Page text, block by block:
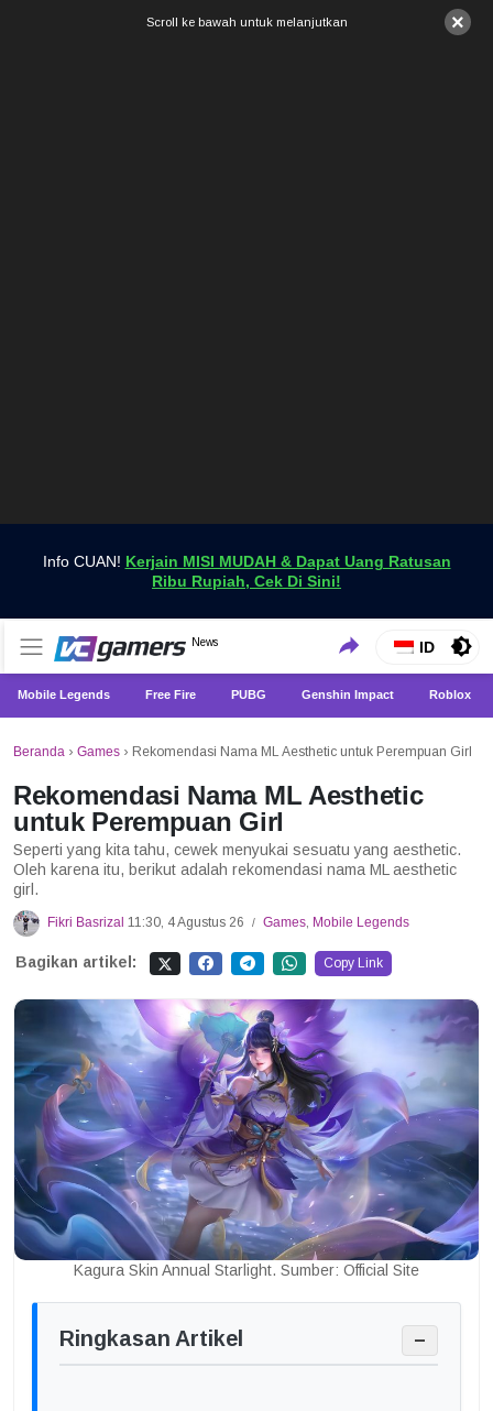
×
Scroll ke bawah untuk melanjutkan
Info CUAN! Kerjain MISI MUDAH & Dapat Uang Ratusan
Ribu Rupiah, Cek Di Sini!
VCGamers News
News
Dapatkan Berita Games Terbaru Hanya di VCGamers
ID
Mobile Legends Free Fire PUBG Genshin Impact Roblox
Beranda › Games › Rekomendasi Nama ML Aesthetic untuk Perempuan Girl
Rekomendasi Nama ML Aesthetic
untuk Perempuan Girl
Seperti yang kita tahu, cewek menyukai sesuatu yang aesthetic.
Oleh karena itu, berikut adalah rekomendasi nama ML aesthetic
girl.
Fikri Basrizal 11:30, 4 Agustus 26 / Games, Mobile Legends
Bagikan artikel: Copy Link
Kagura Skin Annual Starlight. Sumber: Official Site
Ringkasan Artikel −